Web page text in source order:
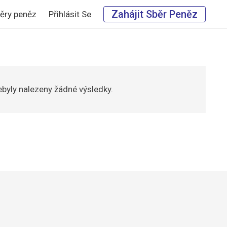
peněz Přihlásit Se Zahájit Sběr Peněz
nalezeny žádné výsledky.